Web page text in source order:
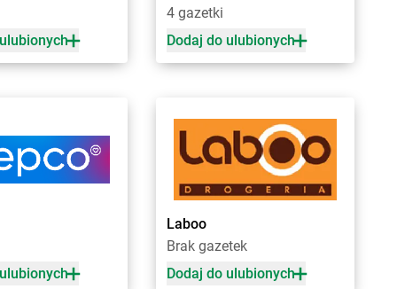
Mała
Chorten Działki
Chorten Dziechciniec
Chorten Dzierzgów
Dzierżoniów
Chorten Dziewin
4 gazetki
Dodaj do ulubionych
Laboo
Brak gazetek
Dodaj do ulubionych